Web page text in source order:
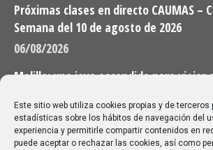
Este sitio web utiliza cookies propias y de terceros
estadísticas sobre los hábitos de navegación del
experiencia y permitirle compartir contenidos en
puede aceptar o rechazar las cookies, así como
Próximas clases en directo CAUMAS –
Semana del 10 de agosto de 2026
06/08/2026
Melilla: una joya escondida para viajar
28/07/2026
Buscar